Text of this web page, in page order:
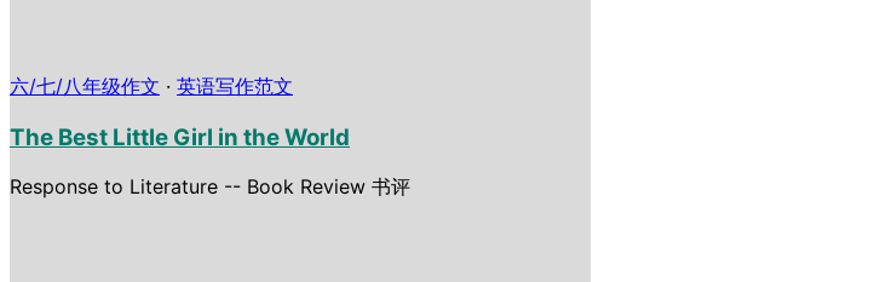
六/七/八年级作文 · 英语写作范文
The Best Little Girl in the World
Response to Literature -- Book Review 书评